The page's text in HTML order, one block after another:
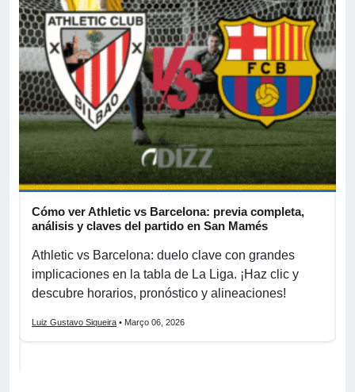
Cómo ver Athletic vs Barcelona: previa completa,
análisis y claves del partido en San Mamés
Athletic vs Barcelona: duelo clave con grandes
implicaciones en la tabla de La Liga. ¡Haz clic y
descubre horarios, pronóstico y alineaciones!
Luiz Gustavo Siqueira • Março 06, 2026